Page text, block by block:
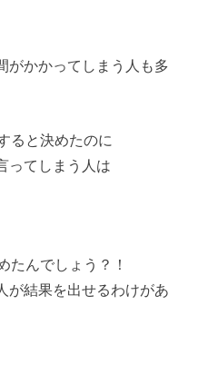
がかかってしまう人も多
ると決めたのに
ってしまう人は
たんでしょう？！
が結果を出せるわけがあ